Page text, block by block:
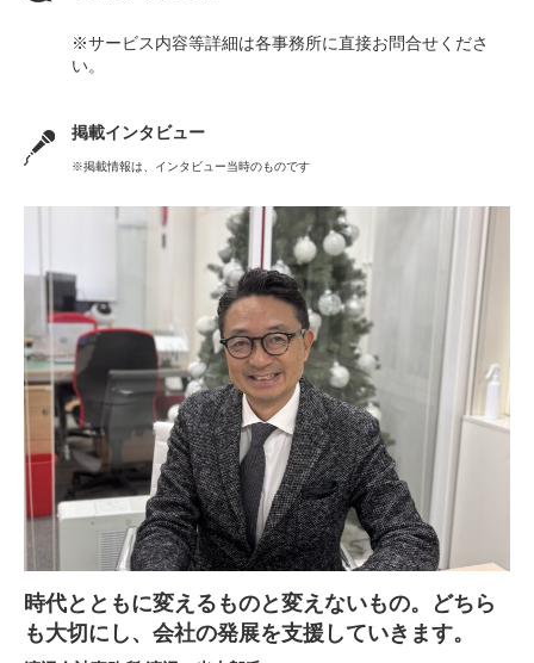
※サービス内容等詳細は各事務所に直接お問合せくださ
い。
掲載インタビュー
※掲載情報は、インタビュー当時のものです
時代とともに変えるものと変えないもの。どちら
も大切にし、会社の発展を支援していきます。